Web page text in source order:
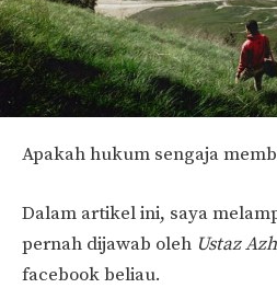
Apakah hukum sengaja
Dalam artikel ini, saya
pernah dijawab oleh Ustaz
facebook beliau.